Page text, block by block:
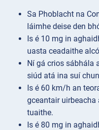
Sa Phoblacht na
láimhe deise den
Is é 10 mg in
uasta ceadaithe
Ní gá crios sábhála
siúd atá ina suí
Is é 60 km/h an
gceantair
tuaithe.
Is é 80 mg in